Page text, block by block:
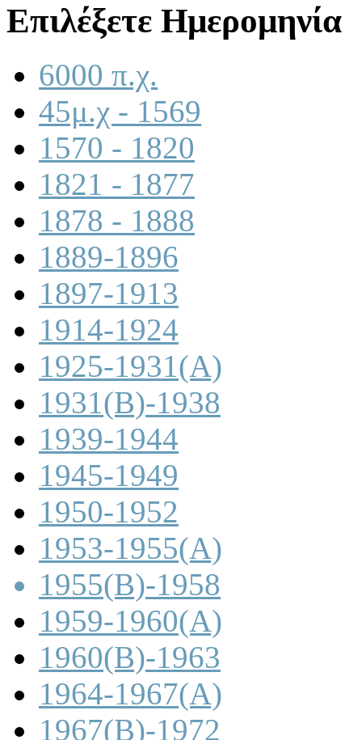
Επιλέξετε Ημερομηνία
6000 π.χ.
45μ.χ - 1569
1570 - 1820
1821 - 1877
1878 - 1888
1889-1896
1897-1913
1914-1924
1925-1931(A)
1931(B)-1938
1939-1944
1945-1949
1950-1952
1953-1955(A)
1955(B)-1958
1959-1960(A)
1960(B)-1963
1964-1967(A)
1967(B)-1972